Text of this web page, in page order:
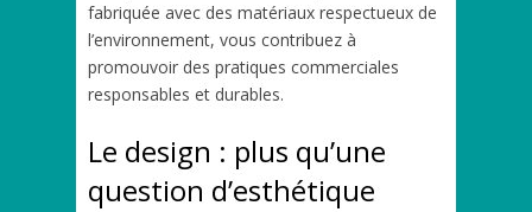
fabriquée avec des matériaux respectueux de
l’environnement, vous contribuez à
promouvoir des pratiques commerciales
responsables et durables.
Le design : plus qu’une
question d’esthétique